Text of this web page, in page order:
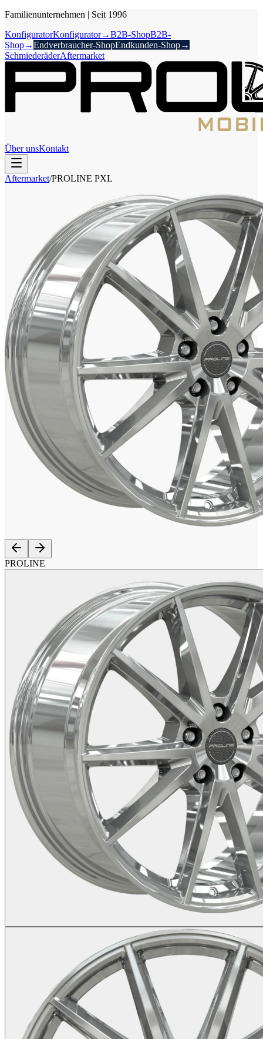
Familienunternehmen | Seit 1996
KonfiguratorKonfigurator→B2B-ShopB2B-
Shop→Endverbraucher-ShopEndkunden-Shop→
SchmiederäderAftermarket
Über unsKontakt
Aftermarket/PROLINE PXL
PROLINE